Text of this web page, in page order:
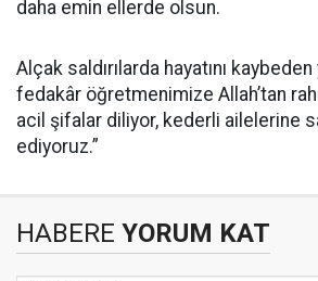
daha emin ellerde olsun.
Alçak saldırılarda hayatını
fedakâr öğretmenimize Allah’tan
acil şifalar diliyor, kederli ailelerine
ediyoruz.”
HABERE YORUM KAT